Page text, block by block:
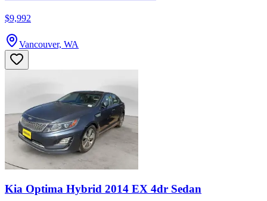
$9,992
Vancouver, WA
Kia Optima Hybrid 2014 EX 4dr Sedan